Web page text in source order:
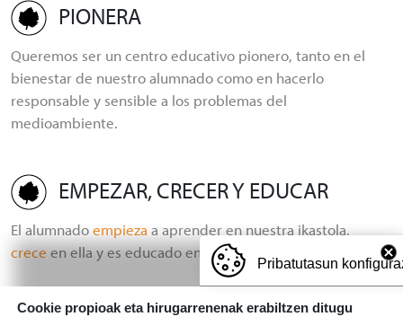
PIONERA
Queremos ser un centro educativo pionero, tanto en el
bienestar de nuestro alumnado como en hacerlo
responsable y sensible a los problemas del
medioambiente.
EMPEZAR, CRECER Y EDUCAR
El alumnadoempiezaa aprender en nuestra ikastola,
crece en ella y es educado en el saber.
Pribatutasun
Cookie propioak eta hirugarrenenak erabiltzen ditugu